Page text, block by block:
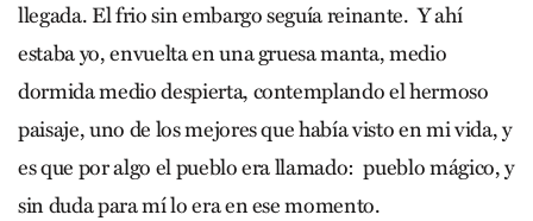
llegada. El frio sin embargo seguía reinante. Y ahí
estaba yo, envuelta en una gruesa manta, medio
dormida medio despierta, contemplando el hermoso
paisaje, uno de los mejores que había visto en mi vida, y
es que por algo el pueblo era llamado: pueblo mágico, y
sin duda para mí lo era en ese momento.